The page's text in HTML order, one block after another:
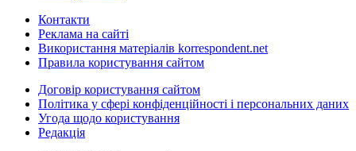
Контакти
Реклама на сайті
Використання матеріалів korrespondent.net
Правила користування сайтом
Договір користування сайтом
Політика у сфері конфіденційності і персональних даних
Угода щодо користування
Редакція